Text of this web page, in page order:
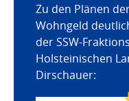
Zu den Plänen
Wohngeld
der SSW-
Holsteinischen
Dirschauer: